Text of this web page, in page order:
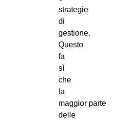
strategie
di
gestione.
Questo
fa
sì
che
la
maggior parte
delle